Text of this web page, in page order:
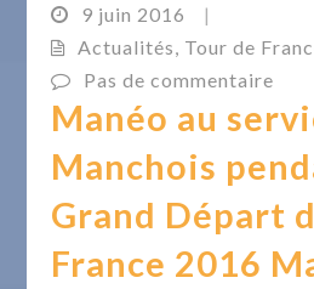
9 juin 2016
|
Actualités, Tour de
Pas de commentaire
Manéo au
Manchois
Grand Départ
France 2016